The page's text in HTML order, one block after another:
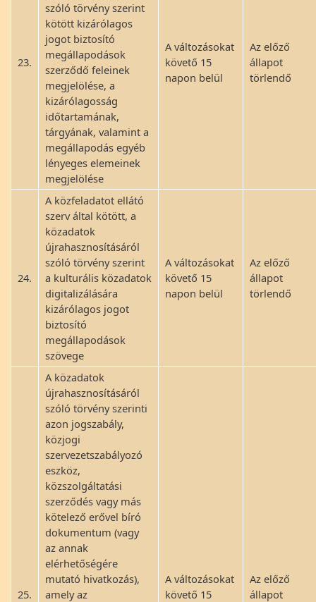
23.
szóló törvény szerint
kötött kizárólagos
jogot biztosító
megállapodások
szerződő feleinek
megjelölése, a
kizárólagosság
időtartamának,
tárgyának, valamint a
megállapodás egyéb
lényeges elemeinek
megjelölése
A változásokat
követő 15
napon belül
Az előző
állapot
törlendő
24.
A közfeladatot ellátó
szerv által kötött, a
közadatok
újrahasznosításáról
szóló törvény szerint
a kulturális közadatok
digitalizálására
kizárólagos jogot
biztosító
megállapodások
szövege
A változásokat
követő 15
napon belül
Az előző
állapot
törlendő
25.
A közadatok
újrahasznosításáról
szóló törvény szerinti
azon jogszabály,
közjogi
szervezetszabályozó
eszköz,
közszolgáltatási
szerződés vagy más
kötelező erővel bíró
dokumentum (vagy
az annak
elérhetőségére
mutató hivatkozás),
amely az
A változásokat
követő 15
Az előző
állapot